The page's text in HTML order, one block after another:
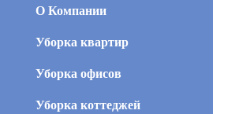
О Компании
Уборка квартир
Уборка офисов
Уборка коттеджей